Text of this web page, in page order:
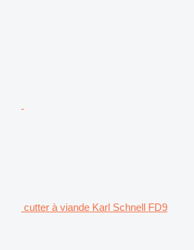
cutter à viande Karl Schnell FD9